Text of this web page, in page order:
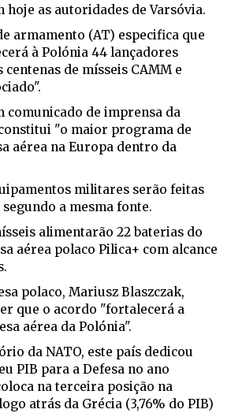
hoje as autoridades de Varsóvia.
armamento (AT) especifica que
à Polónia 44 lançadores
de mísseis CAMM e
comunicado de imprensa da
"o maior programa de
aérea na Europa dentro da
militares serão feitas
segundo a mesma fonte.
alimentarão 22 baterias do
aérea polaco Pilica+ com alcance
polaco, Mariusz Blaszczak,
que o acordo "fortalecerá a
aérea da Polónia".
da NATO, este país dedicou
PIB para a Defesa no ano
na terceira posição na
atrás da Grécia (3,76% do PIB)